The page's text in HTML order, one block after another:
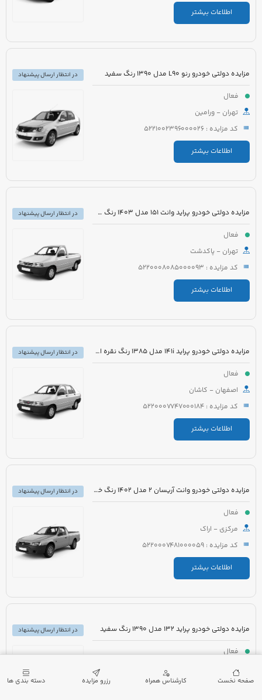
اطلاعات بیشتر
مزایده دولتی خودرو رنو L90 مدل 1390 رنگ سفید
فعال
تهران - ورامین
کد مزایده : 5221002396000026
اطلاعات بیشتر
در انتظار ارسال پیشنهاد
مزایده دولتی خودرو پراید وانت 151 مدل 1403 رنگ سفید صدفی
فعال
تهران - پاکدشت
کد مزایده : 5220008085000093
اطلاعات بیشتر
در انتظار ارسال پیشنهاد
مزایده دولتی خودرو پراید 141i مدل 1385 رنگ نقره ای متالیک
فعال
اصفهان - کاشان
کد مزایده : 5220007747000184
اطلاعات بیشتر
در انتظار ارسال پیشنهاد
مزایده دولتی خودرو وانت آریسان 2 مدل 1402 رنگ خاکستری متالیک
فعال
مرکزی - اراک
کد مزایده : 5220007481000059
اطلاعات بیشتر
در انتظار ارسال پیشنهاد
مزایده دولتی خودرو پراید 132 مدل 1390 رنگ سفید
فعال
گیلان - لنگرود
کد مزایده : 5220007432000173
در انتظار ارسال پیشنهاد
صفحه نخست کارشناس همراه رزرو مزایده دسته بندی ها